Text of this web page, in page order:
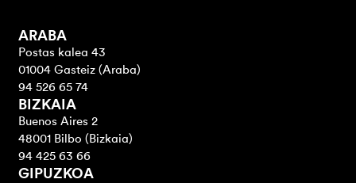
ARABA
Postas kalea 43
01004 Gasteiz (Araba)
94 526 65 74
BIZKAIA
Buenos Aires 2
48001 Bilbo (Bizkaia)
94 425 63 66
GIPUZKOA